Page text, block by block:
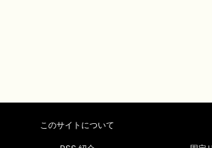
このサイトについて